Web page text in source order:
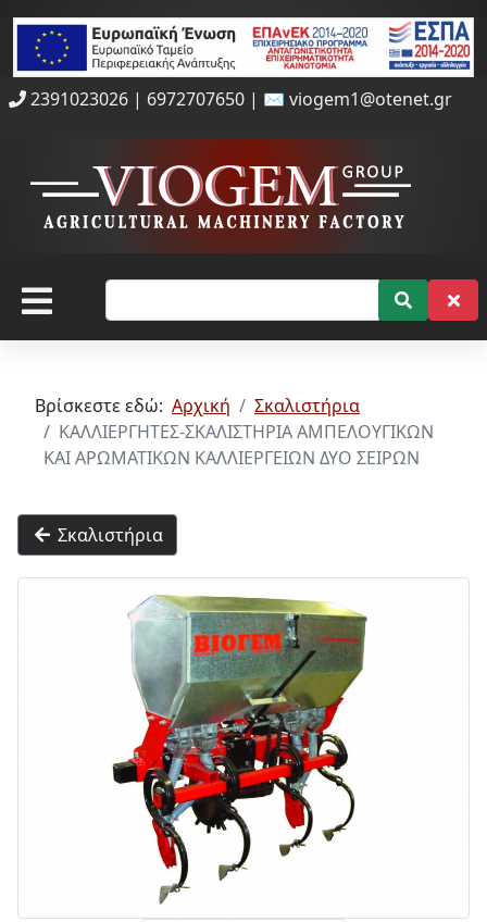
2391023026 | 6972707650 | ✉️ viogem1@otenet.gr
Βρίσκεστε εδώ: Αρχική
Σκαλιστήρια
ΚΑΛΛΙΕΡΓΗΤΕΣ-ΣΚΑΛΙΣΤΗΡΙΑ ΑΜΠΕΛΟΥΓΙΚΩΝ
ΚΑΙ ΑΡΩΜΑΤΙΚΩΝ ΚΑΛΛΙΕΡΓΕΙΩΝ ΔΥΟ ΣΕΙΡΩΝ
Σκαλιστήρια